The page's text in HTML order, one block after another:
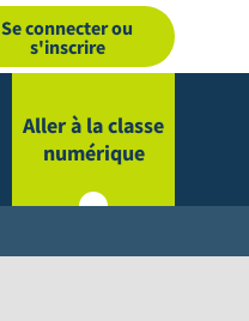
Se connecter ou
s'inscrire
Aller à la classe
numérique